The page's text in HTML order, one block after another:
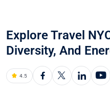
Explore Travel
Diversity, And
4.5